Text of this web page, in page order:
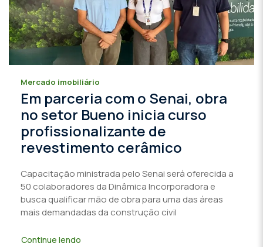
Mercado imobiliário
Em parceria com o Senai, obra
no setor Bueno inicia curso
profissionalizante de
revestimento cerâmico
Capacitação ministrada pelo Senai será oferecida a
50 colaboradores da Dinâmica Incorporadora e
busca qualificar mão de obra para uma das áreas
mais demandadas da construção civil
Continue lendo